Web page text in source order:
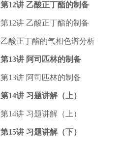
第12讲 乙酸正丁酯的制备
第12讲 乙酸正丁酯的制备
乙酸正丁酯的气相色谱分析
第13讲 阿司匹林的制备
第13讲 阿司匹林的制备
第14讲 习题讲解（上）
第14讲 习题讲解（上）
第15讲 习题讲解（下）